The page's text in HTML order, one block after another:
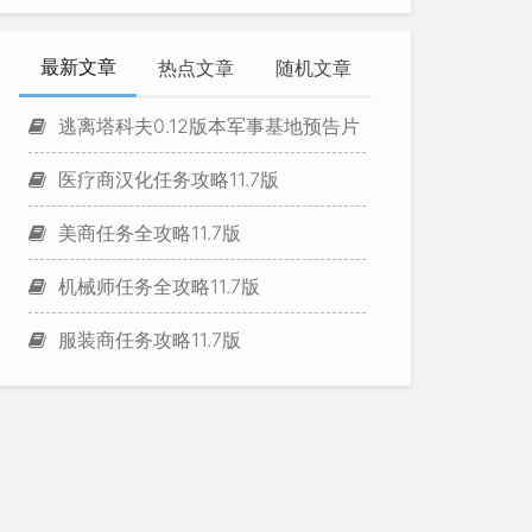
最新文章 热点文章 随机文章
逃离塔科夫0.12版本军事基地预告片
医疗商汉化任务攻略11.7版
美商任务全攻略11.7版
机械师任务全攻略11.7版
服装商任务攻略11.7版